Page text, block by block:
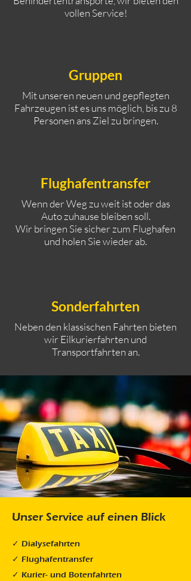
vollen Service!
Gruppen
Mit unseren neuen und gepflegten
Fahrzeugen ist es uns möglich, bis zu 8
Personen ans Ziel zu bringen.
Flughafentransfer
Wenn der Weg zu weit ist oder das
Auto zuhause bleiben soll.
Wir bringen Sie sicher zum Flughafen
und holen Sie wieder ab.
Sonderfahrten
Neben den klassischen Fahrten bieten
wir Eilkurierfahrten und
Transportfahrten an.
Unser Service auf einen Blick
✓ Dialysefahrten
✓ Flughafentransfer
✓ Kurier- und Botenfahrten